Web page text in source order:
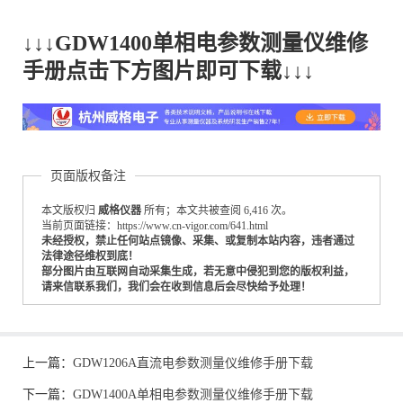
↓↓↓GDW1400单相电参数测量仪维修
手册点击下方图片即可下载↓↓↓
页面版权备注
本文版权归 威格仪器 所有；本文共被查阅 6,416 次。
当前页面链接：https://www.cn-vigor.com/641.html
未经授权，禁止任何站点镜像、采集、或复制本站内容，违者通过
法律途径维权到底！
部分图片由互联网自动采集生成，若无意中侵犯到您的版权利益，
请来信联系我们，我们会在收到信息后会尽快给予处理！
上一篇： GDW1206A直流电参数测量仪维修手册下载
下一篇： GDW1400A单相电参数测量仪维修手册下载